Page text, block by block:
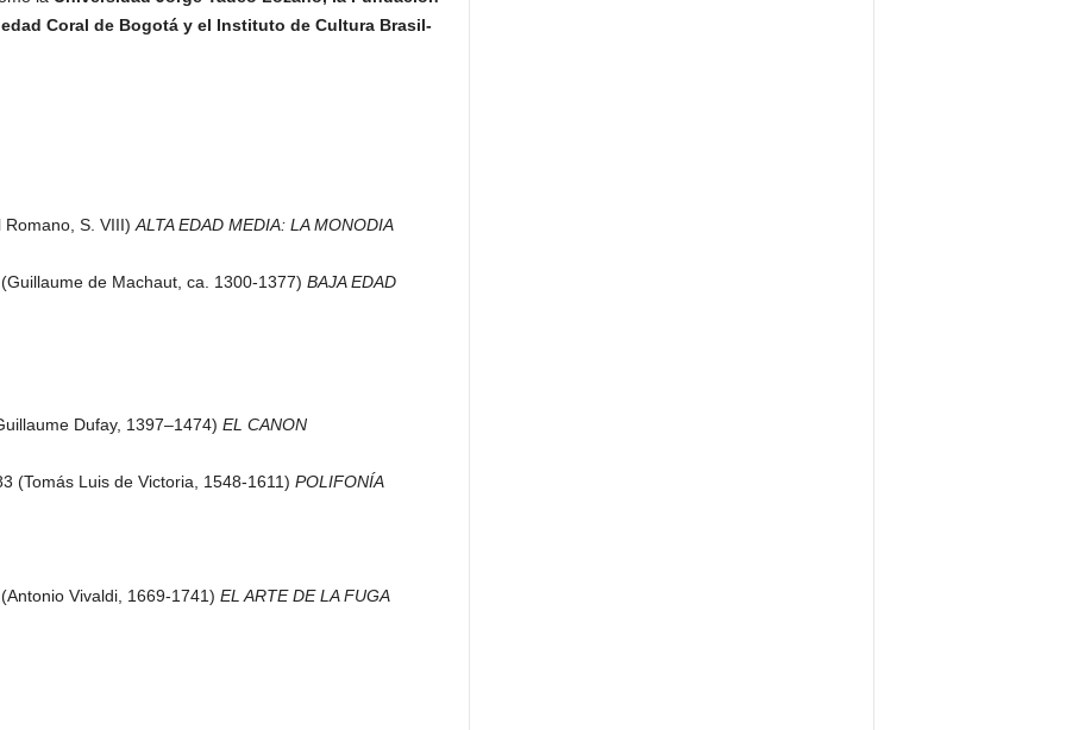
Coral de Bogotá y el Instituto de Cultura Brasil-
Romano, S. VIII) ALTA EDAD MEDIA: LA MONODIA
de Machaut, ca. 1300-1377) BAJA EDAD
Dufay, 1397–1474) EL CANON
(Tomás Luis de Victoria, 1548-1611) POLIFONÍA
Vivaldi, 1669-1741) EL ARTE DE LA FUGA